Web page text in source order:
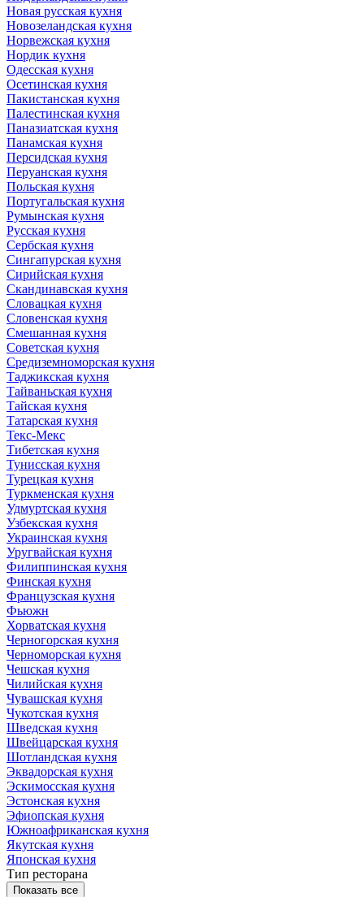
Новая русская кухня
Новозеландская кухня
Норвежская кухня
Нордик кухня
Одесская кухня
Осетинская кухня
Пакистанская кухня
Палестинская кухня
Паназиатская кухня
Панамская кухня
Персидская кухня
Перуанская кухня
Польская кухня
Португальская кухня
Румынская кухня
Русская кухня
Сербская кухня
Сингапурская кухня
Сирийская кухня
Скандинавская кухня
Словацкая кухня
Словенская кухня
Смешанная кухня
Советская кухня
Средиземноморская кухня
Таджикская кухня
Тайваньская кухня
Тайская кухня
Татарская кухня
Текс-Мекс
Тибетская кухня
Тунисская кухня
Турецкая кухня
Туркменская кухня
Удмуртская кухня
Узбекская кухня
Украинская кухня
Уругвайская кухня
Филиппинская кухня
Финская кухня
Французская кухня
Фьюжн
Хорватская кухня
Черногорская кухня
Черноморская кухня
Чешская кухня
Чилийская кухня
Чувашская кухня
Чукотская кухня
Шведская кухня
Швейцарская кухня
Шотландская кухня
Эквадорская кухня
Эскимосская кухня
Эстонская кухня
Эфиопская кухня
Южноафриканская кухня
Якутская кухня
Японская кухня
Тип ресторана
Показать все